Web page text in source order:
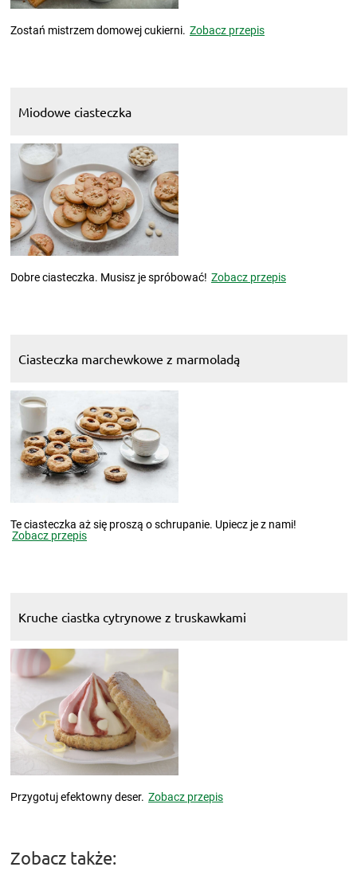
Zostań mistrzem domowej cukierni. Zobacz przepis
Miodowe ciasteczka
Dobre ciasteczka. Musisz je spróbować! Zobacz przepis
Ciasteczka marchewkowe z marmoladą
Te ciasteczka aż się proszą o schrupanie. Upiecz je z nami!
Zobacz przepis
Kruche ciastka cytrynowe z truskawkami
Przygotuj efektowny deser. Zobacz przepis
Zobacz także: